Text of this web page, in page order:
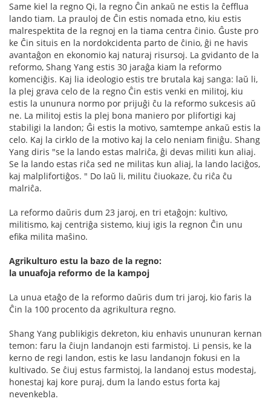
Same kiel la regno Qi, la regno Ĉin ankaŭ ne estis la ĉefflua
lando tiam. La prauloj de Ĉin estis nomada etno, kiu estis
malrespektita de la regnoj en la tiama centra ĉinio. Ĝuste pro
ke Ĉin situis en la nordokcidenta parto de ĉinio, ĝi ne havis
avantaĝon en ekonomio kaj naturaj risursoj. La gvidanto de la
reformo, Shang Yang estis 30 jaraĝa kiam la reformo
komenciĝis. Kaj lia ideologio estis tre brutala kaj sanga: laŭ li,
la plej grava celo de la regno Ĉin estis venki en militoj, kiu
estis la ununura normo por prijuĝi ĉu la reformo sukcesis aŭ
ne. La militoj estis la plej bona maniero por plifortigi kaj
stabiligi la landon; Ĝi estis la motivo, samtempe ankaŭ estis la
celo. Kaj la cirklo de la motivo kaj la celo neniam finiĝu. Shang
Yang diris "se la lando estas malriĉa, ĝi devas militi kun aliaj.
Se la lando estas riĉa sed ne militas kun aliaj, la lando laciĝos,
kaj malplifortiĝos. " Do laŭ li, militu ĉiuokaze, ĉu riĉa ĉu
malriĉa.
La reformo daŭris dum 23 jaroj, en tri etaĝojn: kultivo,
militismo, kaj centriĝa sistemo, kiuj igis la regnon Ĉin unu
efika milita maŝino.
Agrikulturo estu la bazo de la regno:
la unuafoja reformo de la kampoj
La unua etaĝo de la reformo daŭris dum tri jaroj, kio faris la
Ĉin la 100 procento da agrikultura regno.
Shang Yang publikigis dekreton, kiu enhavis ununuran kernan
temon: faru la ĉiujn landanojn esti farmistoj. Li pensis, ke la
kerno de regi landon, estis ke lasu landanojn fokusi en la
kultivado. Se ĉiuj estus farmistoj, la landanoj estus modestaj,
honestaj kaj kore puraj, dum la lando estus forta kaj
nevenkebla.